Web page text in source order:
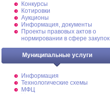
Конкурсы
Котировки
Аукционы
Информация, документы
Проекты правовых актов о
нормировании в сфере закупок
Муниципальные услуги
Информация
Технологические схемы
МФЦ